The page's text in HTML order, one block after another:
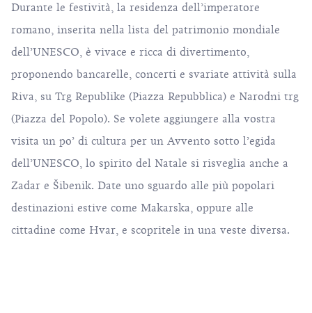
Durante le festività, la residenza dell’imperatore
romano, inserita nella lista del patrimonio mondiale
dell’UNESCO, è vivace e ricca di divertimento,
proponendo bancarelle, concerti e svariate attività sulla
Riva, su Trg Republike (Piazza Repubblica) e Narodni trg
(Piazza del Popolo). Se volete aggiungere alla vostra
visita un po’ di cultura per un Avvento sotto l’egida
dell’UNESCO, lo spirito del Natale si risveglia anche a
Zadar e Šibenik. Date uno sguardo alle più popolari
destinazioni estive come Makarska, oppure alle
cittadine come Hvar, e scopritele in una veste diversa.